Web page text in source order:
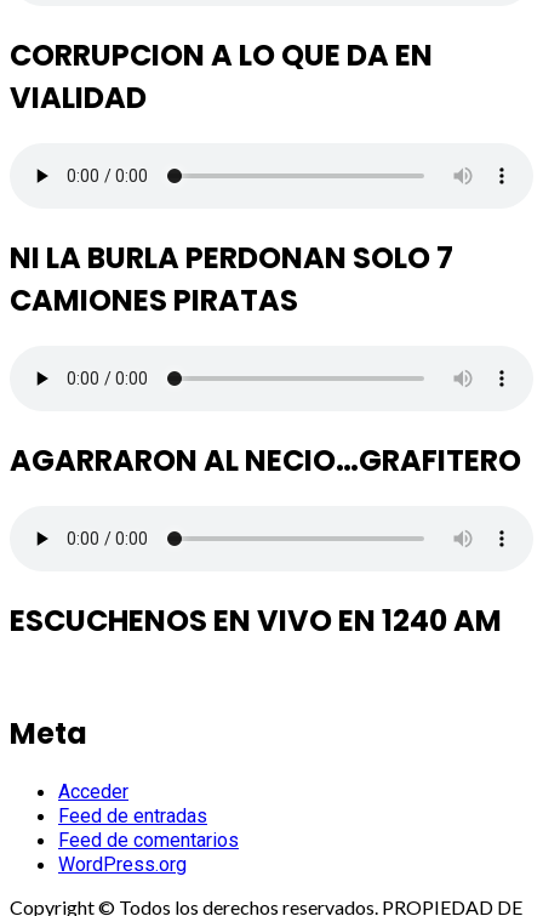
CORRUPCION A LO QUE DA EN
VIALIDAD
NI LA BURLA PERDONAN SOLO 7
CAMIONES PIRATAS
AGARRARON AL NECIO…GRAFITERO
ESCUCHENOS EN VIVO EN 1240 AM
Meta
Acceder
Feed de entradas
Feed de comentarios
WordPress.org
Copyright © Todos los derechos reservados. PROPIEDAD DE